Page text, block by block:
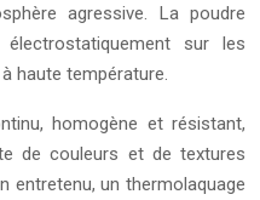
agressive. La poudre
sur les
haute température.
homogène et résistant,
de couleurs et de textures
entretenu, un thermolaquage